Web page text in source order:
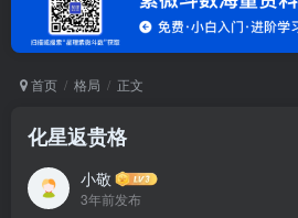
首页 格局 正文
化星返贵格
小敬
3年前发布